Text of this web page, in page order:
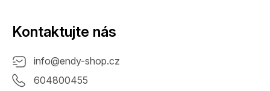
Kontaktujte nás
info@endy-shop.cz
604800455